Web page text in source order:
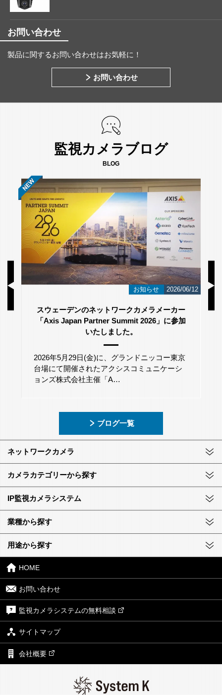
お問い合わせ
製品に関するお問い合わせはお気軽に！
お問い合わせ
監視カメラブログ
BLOG
お知らせ 2026/06/12
スウェーデンのネットワークカメラメーカー
「Axis Japan Partner Summit 2026」に参加
いたしました。
2026年5月29日(金)に、グランドニッコー東京
台場にて開催されたアクシスコミュニケーシ
ョンズ株式会社主催「A…
ブログ一覧
ネットワークカメラ
カメラカテゴリーから探す
IP監視カメラシステム
業種から探す
用途から探す
HOME
お問い合わせ
監視カメラシステムの無料相談
サイトマップ
会社概要